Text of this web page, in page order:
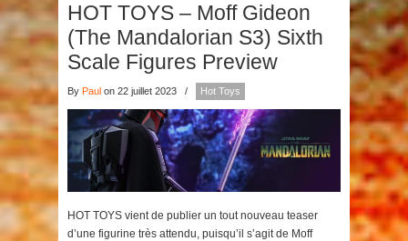
HOT TOYS – Moff Gideon
(The Mandalorian S3) Sixth
Scale Figures Preview
By Paul on 22 juillet 2023 / Hot Toys
HOT TOYS vient de publier un tout nouveau teaser
d’une figurine très attendu, puisqu’il s’agit de Moff